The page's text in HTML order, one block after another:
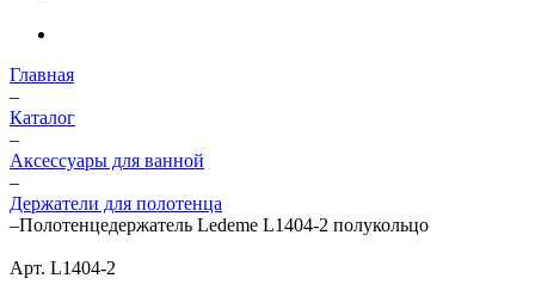
Главная
–
Каталог
–
Аксессуары для ванной
–
Держатели для полотенца
–Полотенцедержатель Ledeme L1404-2 полукольцо
Арт. L1404-2